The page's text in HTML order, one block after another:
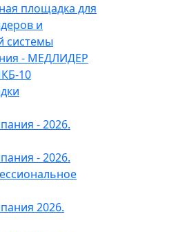
площадка для
и
системы
- МЕДЛИДЕР
10
- 2026.
- 2026.
2026.